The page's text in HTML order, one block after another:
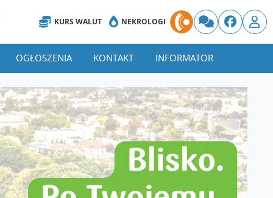
KURS WALUT NEKROLOGI
OGŁOSZENIA KONTAKT INFORMATOR